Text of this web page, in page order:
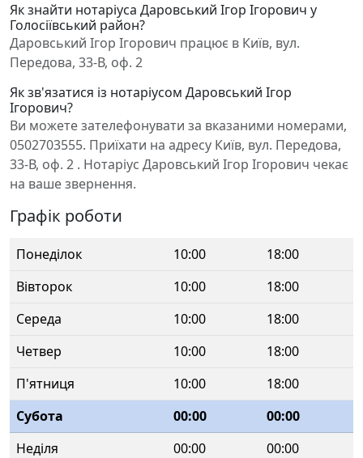
Як знайти нотаріуса Даровський Ігор Ігорович у
Голосіївський район?
Даровський Ігор Ігорович працює в Київ, вул.
Передова, 33-В, оф. 2
Як зв'язатися із нотаріусом Даровський Ігор
Ігорович?
Ви можете зателефонувати за вказаними номерами,
0502703555. Приїхати на адресу Київ, вул. Передова,
33-В, оф. 2 . Нотаріус Даровський Ігор Ігорович чекає
на ваше звернення.
Графік роботи
Понеділок 10:00
18:00
Вівторок
10:00
18:00
Середа
10:00
18:00
Четвер
10:00
18:00
П'ятниця
10:00
18:00
Субота
00:00
00:00
Неділя
00:00 00:00